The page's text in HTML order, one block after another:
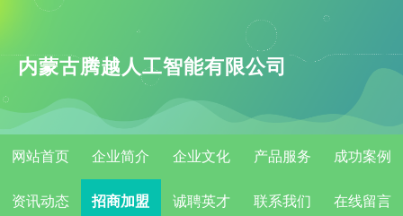
内蒙古腾越人工智能有限公司
网站首页 企业简介 企业文化 产品服务 成功案例
资讯动态 招商加盟 诚聘英才 联系我们 在线留言